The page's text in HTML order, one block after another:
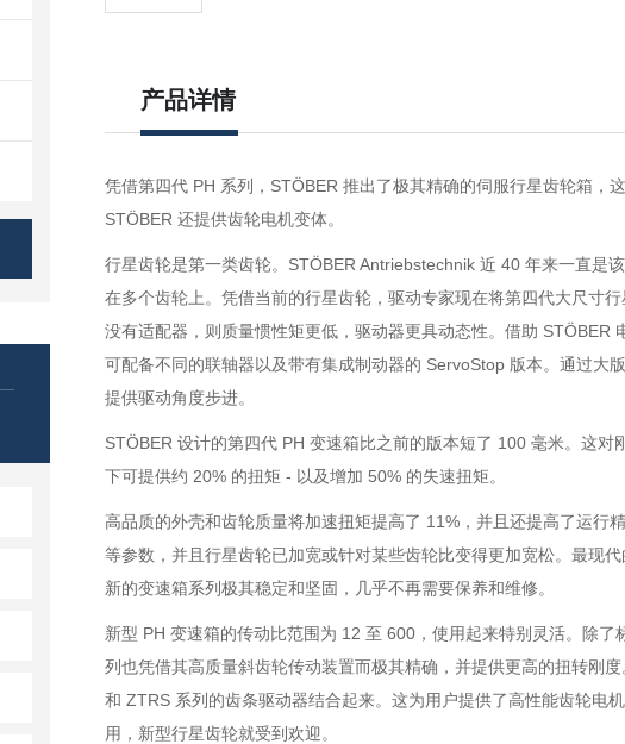
产品详情
凭借第四代 PH 系列，STÖBER 推出了极其精确的伺服行星齿轮箱，
STÖBER 还提供齿轮电机变体。
行星齿轮是第一类齿轮。STÖBER Antriebstechnik 近 40 年来一直是
在多个齿轮上。凭借当前的行星齿轮，驱动专家现在将第四代大尺寸
没有适配器，则质量惯性矩更低，驱动器更具动态性。借助
可配备不同的联轴器以及带有集成制动器的 ServoStop 版本。通过大
提供驱动角度步进。
STÖBER 设计的第四代 PH 变速箱比之前的版本短了 100 毫米。这
下可提供约 20% 的扭矩 - 以及增加 50% 的失速扭矩。
高品质的外壳和齿轮质量将加速扭矩提高了 11%，并且还提高了运行
等参数，并且行星齿轮已加宽或针对某些齿轮比变得更加宽松。最现
新的变速箱系列极其稳定和坚固，几乎不再需要保养和维修。
新型 PH 变速箱的传动比范围为 12 至 600，使用起来特别灵活。除
列也凭借其高质量斜齿轮传动装置而极其精确，并提供更高的扭转刚
和 ZTRS 系列的齿条驱动器结合起来。这为用户提供了高性能齿轮电
用，新型行星齿轮就受到欢迎。